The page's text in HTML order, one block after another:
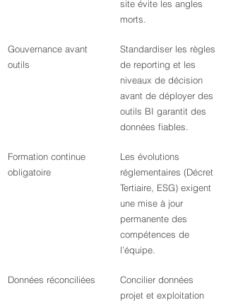
site évite les angles
morts.
Gouvernance avant
outils
Standardiser les règles
de reporting et les
niveaux de décision
avant de déployer des
outils BI garantit des
données fiables.
Formation continue
obligatoire
Les évolutions
réglementaires (Décret
Tertiaire, ESG) exigent
une mise à jour
permanente des
compétences de
l’équipe.
Données réconciliées
Concilier données
projet et exploitation